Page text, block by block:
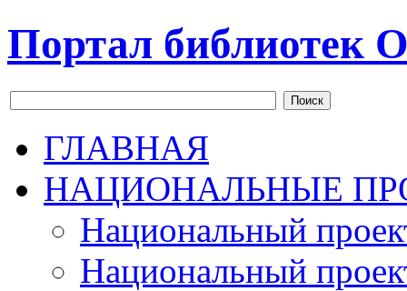
Портал библиотек
Поиск
ГЛАВНАЯ
НАЦИОНАЛЬНЫЕ
Национальный
Национальный